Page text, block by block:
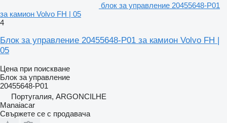
блок за управление 20455648-P01
за камион Volvo FH | 05
4
Блок за управление 20455648-P01 за камион Volvo FH |
05
Цена при поискване
Блок за управление
20455648-P01
Португалия, ARGONCILHE
Manaiacar
Свържете се с продавача